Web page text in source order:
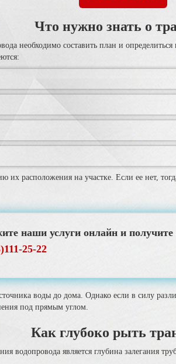
Что нужно знать о
необходимо составить план и
их расположения на участке. Если ее нет,
наши услуги онлайн и получите
25-22
воды до дома. Однако если в силу
под прямым углом.
Как глубоко рыть
является глубина залегания